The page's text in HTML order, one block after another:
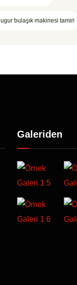
bulaşık makinesi tamiri
Galeriden